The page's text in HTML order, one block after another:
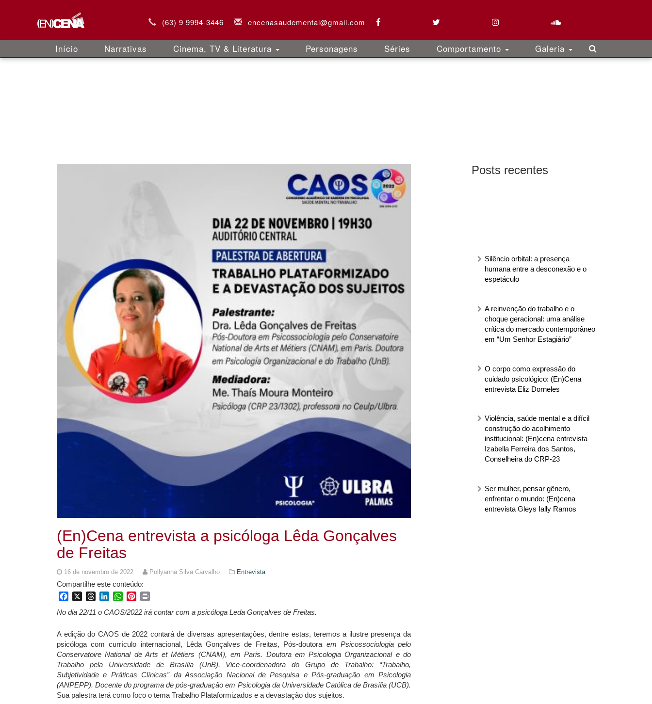
(63) 9 9994-3446 encenasaudemental@gmail.com
Início Narrativas Cinema, TV & Literatura Personagens Séries Comportamento Galeria
Posts recentes
Silêncio orbital: a presença
humana entre a desconexão e o
espetáculo
A reinvenção do trabalho e o
choque geracional: uma análise
crítica do mercado contemporâneo
em “Um Senhor Estagiário”
O corpo como expressão do
cuidado psicológico: (En)Cena
entrevista Eliz Dorneles
Violência, saúde mental e a difícil
construção do acolhimento
institucional: (En)cena entrevista
Izabella Ferreira dos Santos,
Conselheira do CRP-23
Ser mulher, pensar gênero,
enfrentar o mundo: (En)cena
entrevista Gleys Ially Ramos
(En)Cena entrevista a psicóloga Lêda Gonçalves
de Freitas
16 de novembro de 2022 Pollyanna Silva Carvalho Entrevista
Compartilhe este conteúdo:
FacebookThreadsLinkedInWhatsApp
Pinterest
No dia 22/11 o CAOS/2022 irá contar com a psicóloga Leda Gonçalves de Freitas.
A edição do CAOS de 2022 contará de diversas apresentações, dentre estas, teremos a ilustre presença da
psicóloga com currículo internacional, Lêda Gonçalves de Freitas, Pós-doutora em Psicossociologia pelo
Conservatoire National de Arts et Métiers (CNAM), em Paris. Doutora em Psicologia Organizacional e do
Trabalho pela Universidade de Brasília (UnB). Vice-coordenadora do Grupo de Trabalho: “Trabalho,
Subjetividade e Práticas Clínicas” da Associação Nacional de Pesquisa e Pós-graduação em Psicologia
(ANPEPP). Docente do programa de pós-graduação em Psicologia da Universidade Católica de Brasília (UCB).
Sua palestra terá como foco o tema Trabalho Plataformizados e a devastação dos sujeitos.